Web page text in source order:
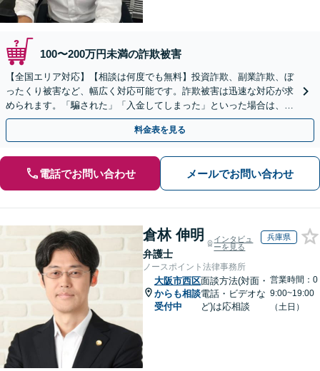
100〜200万円未満の詐欺被害
【全国エリア対応】【相談は何度でも無料】投資詐欺、副業詐欺、ぼ
ったくり被害など、幅広く対応可能です。詐欺被害は迅速な対応が求
められます。「騙された」「入金してしまった」といった場合は、お
早めにご相談ください。【電話・メール・WEB相談可】
料金表を見る
電話でお問い合わせ メールでお問い合わせ
倉林 伸明
弁護士
インタビュ
ーを見る
兵庫県
ノースポイント法律事務所
大阪市西区
からも相談
受付中
面談方法(対面・
電話・ビデオな
ど)は応相談
営業時間：0
9:00~19:00
（土日）